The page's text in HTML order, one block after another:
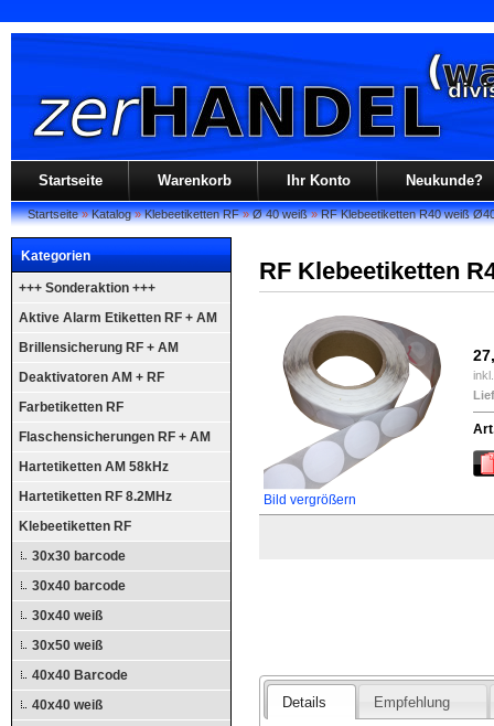
Startseite Warenkorb Ihr Konto Neukunde?
Startseite»Katalog»Klebeetiketten RF»Ø 40 weiß»RF Klebeetiketten R40 weiß
Kategorien
+++ Sonderaktion +++
Aktive Alarm Etiketten RF + AM
Brillensicherung RF + AM
Deaktivatoren AM + RF
Farbetiketten RF
Flaschensicherungen RF + AM
Hartetiketten AM 58kHz
Hartetiketten RF 8.2MHz
Klebeetiketten RF
30x30 barcode
30x40 barcode
30x40 weiß
30x50 weiß
40x40 Barcode
40x40 weiß
RF Klebeetiketten
Bild vergrößern
Details Empfehlung